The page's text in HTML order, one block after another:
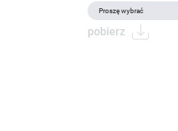
pobierz